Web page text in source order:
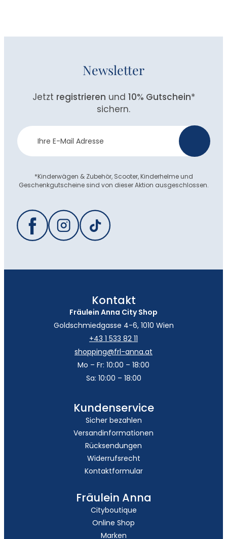
Newsletter
Jetzt registrieren und 10% Gutschein*
sichern.
Newsletter
Anmeldung
*Kinderwägen & Zubehör, Scooter, Kinderhelme und
Geschenkgutscheine sind von dieser Aktion ausgeschlossen.
Kontakt
Fräulein Anna City Shop
Goldschmiedgasse 4-6, 1010 Wien
+43 1 533 82 11
shopping@frl-anna.at
Mo – Fr: 10:00 – 18:00
Sa: 10:00 – 18:00
Kundenservice
Sicher bezahlen
Versandinformationen
Rücksendungen
Widerrufsrecht
Kontaktformular
Fräulein Anna
Cityboutique
Online Shop
Marken